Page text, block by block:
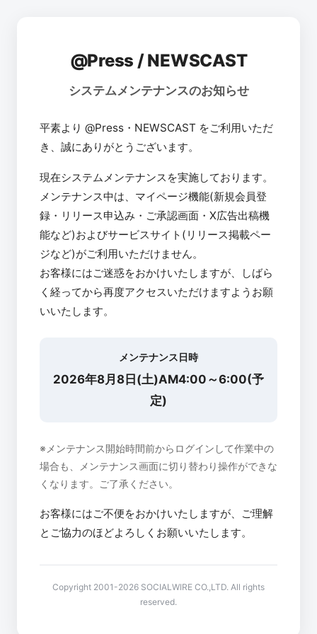
@Press / NEWSCAST
システムメンテナンスのお知らせ
平素より @Press・NEWSCAST をご利用いただ
き、誠にありがとうございます。
現在システムメンテナンスを実施しております。
メンテナンス中は、マイページ機能(新規会員登
録・リリース申込み・ご承認画面・X広告出稿機
能など)およびサービスサイト(リリース掲載ペー
ジなど)がご利用いただけません。
お客様にはご迷惑をおかけいたしますが、しばら
く経ってから再度アクセスいただけますようお願
いいたします。
メンテナンス日時
2026年8月8日(土)AM4:00～6:00(予
定)
※メンテナンス開始時間前からログインして作業中の
場合も、メンテナンス画面に切り替わり操作ができな
くなります。ご了承ください。
お客様にはご不便をおかけいたしますが、ご理解
とご協力のほどよろしくお願いいたします。
Copyright 2001-2026 SOCIALWIRE CO.,LTD. All rights
reserved.